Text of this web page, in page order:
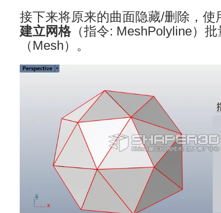
接下来将原来的曲面隐藏/删除，
建立网格（指令: MeshPolyline）
（Mesh）。